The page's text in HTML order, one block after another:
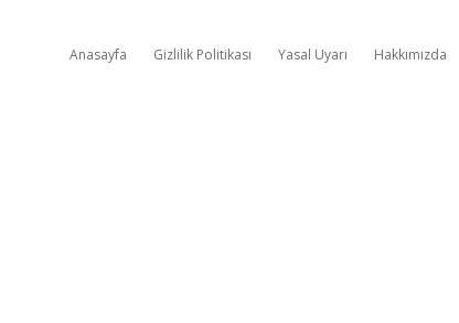
Anasayfa Gizlilik Politikası Yasal Uyarı Hakkımızda